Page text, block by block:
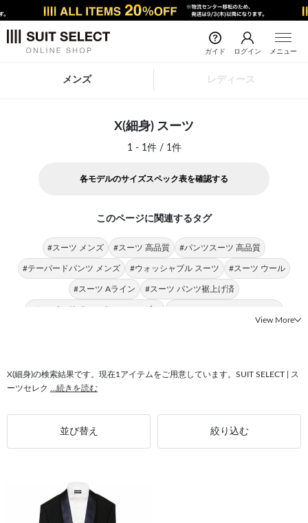
ガイド ログイン メニュー
メンズ レディース
X(細身) スーツ
1 - 1件 / 1件
各モデルのサイズスペック表を確認する
このページに関連するタグ
#スーツ メンズ #スーツ 高品質 #パンツスーツ 高品質
#テーパードパンツ メンズ #ウォッシャブル スーツ #スーツ ウール
#スーツ Aライン #スーツ パンツ裾上げ済
#テーパードパンツ ウォッシャブル
#ウォッシャブル ストレッチ #スーツ 春夏 #スーツ ノンアイロン
#テーパードパンツ ストレッチ
View More
X(細身)の検索結果です。現在1アイテムをご用意しています。SUIT SELECT | ス
ーツセレク
...続きを読む
並び替え 絞り込む